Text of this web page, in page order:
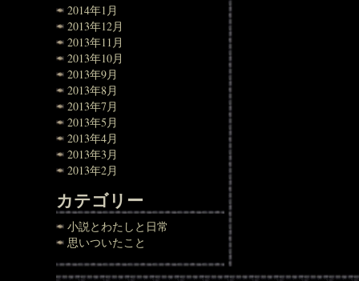
2014年1月
2013年12月
2013年11月
2013年10月
2013年9月
2013年8月
2013年7月
2013年5月
2013年4月
2013年3月
2013年2月
カテゴリー
小説とわたしと日常
思いついたこと